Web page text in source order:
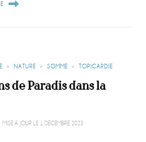
NATURE SOMME TOPICARDIE
de Paradis dans la
MISE À JOUR LE 1 DÉCEMBRE 2023